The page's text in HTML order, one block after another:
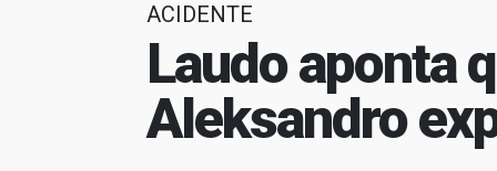
ACIDENTE
Laudo aponta
Aleksandro